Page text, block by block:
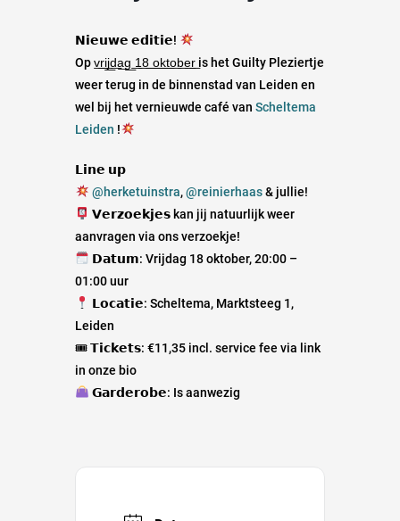
𝗡𝗶𝗲𝘂𝘄𝗲 𝗲𝗱𝗶𝘁𝗶𝗲!
Op v͟r͟i͟j͟d͟a͟g͟ ͟1͟8͟ ͟o͟k͟t͟o͟b͟e͟r͟ is het Guilty Pleziertje
weer terug in de binnenstad van Leiden en
wel bij het vernieuwde café van Scheltema
Leiden !
𝗟𝗶𝗻𝗲 𝘂𝗽
@herketuinstra,@reinierhaas& jullie!
𝗩𝗲𝗿𝘇𝗼𝗲𝗸𝗷𝗲𝘀 kan jij natuurlijk weer
aanvragen via ons verzoekje!
𝗗𝗮𝘁𝘂𝗺: Vrijdag 18 oktober, 20:00 –
01:00 uur
𝗟𝗼𝗰𝗮𝘁𝗶𝗲: Scheltema, Marktsteeg 1,
Leiden
🎟 𝗧𝗶𝗰𝗸𝗲𝘁𝘀: €11,35 incl. service fee via link
in onze bio
𝗚𝗮𝗿𝗱𝗲𝗿𝗼𝗯𝗲: Is aanwezig